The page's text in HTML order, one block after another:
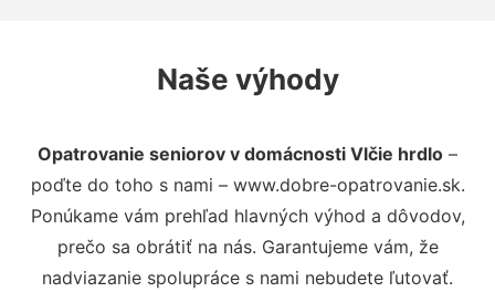
Naše výhody
Opatrovanie seniorov v domácnosti Vlčie hrdlo –
poďte do toho s nami – www.dobre-opatrovanie.sk.
Ponúkame vám prehľad hlavných výhod a dôvodov,
prečo sa obrátiť na nás. Garantujeme vám, že
nadviazanie spolupráce s nami nebudete ľutovať.